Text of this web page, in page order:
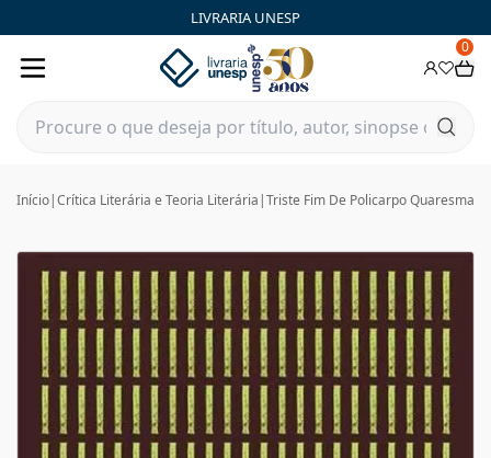
LIVRARIA UNESP
0
Início|Crítica Literária e Teoria Literária |Triste Fim De Policarpo Quaresma